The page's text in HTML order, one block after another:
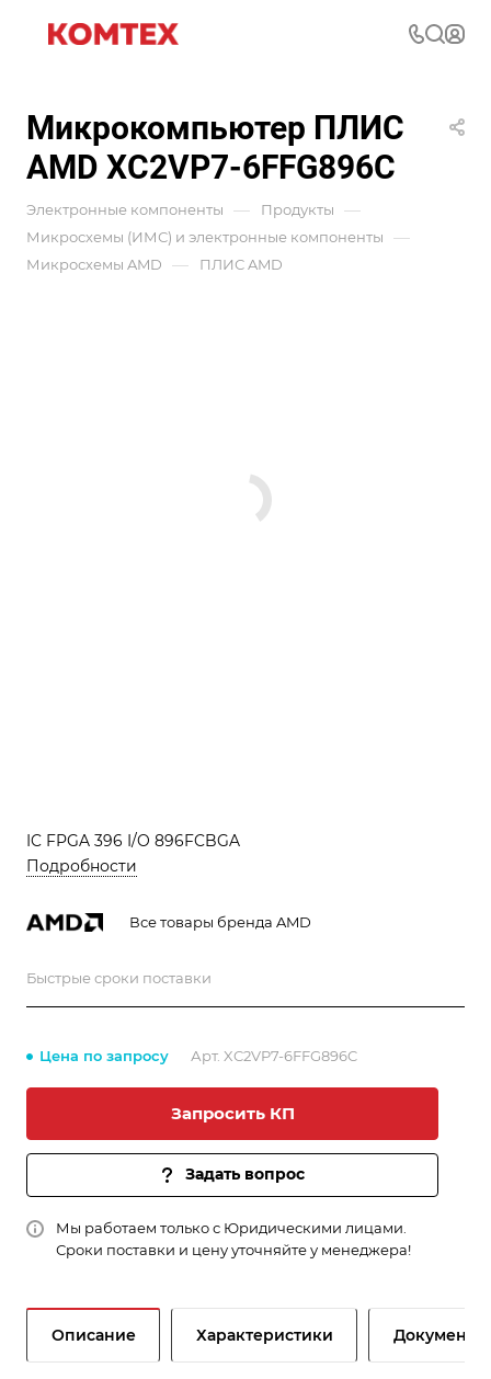
Микрокомпьютер ПЛИС
AMD XC2VP7-6FFG896C
Электронные компоненты — Продукты —
Микросхемы (ИМС) и электронные компоненты —
Микросхемы AMD — ПЛИС AMD
IC FPGA 396 I/O 896FCBGA
Подробности
Все товары бренда AMD
Быстрые сроки поставки
Цена по запросу Арт. XC2VP7-6FFG896C
Запросить КП
Задать вопрос
Мы работаем только с Юридическими лицами.
Сроки поставки и цену уточняйте у менеджера!
Описание Характеристики Документы